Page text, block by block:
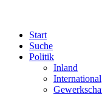
Start
Suche
Politik
Inland
International